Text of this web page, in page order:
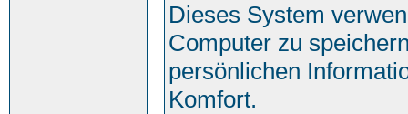
Dieses System
Computer zu
persönlichen
Komfort.